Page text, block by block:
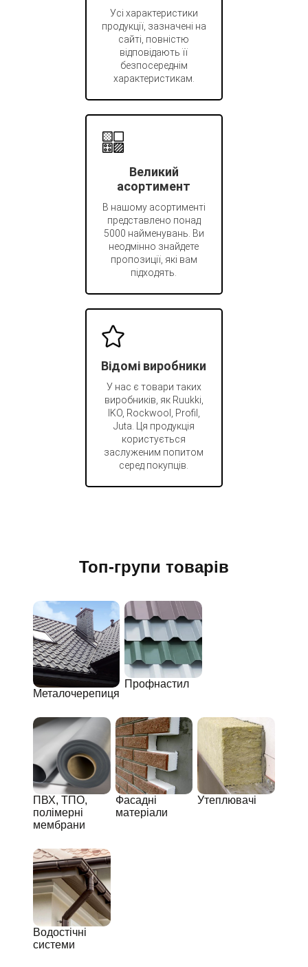
Усі характеристики
продукції, зазначені на
сайті, повністю
відповідають її
безпосереднім
характеристикам.
Великий
асортимент
В нашому асортименті
представлено понад
5000 найменувань. Ви
неодмінно знайдете
пропозиції, які вам
підходять.
Відомі виробники
У нас є товари таких
виробників, як Ruukki,
IKO, Rockwool, Profil,
Juta. Ця продукція
користується
заслуженим попитом
серед покупців.
Топ-групи товарів
Металочерепиця
Профнастил
ПВХ, ТПО,
полімерні
мембрани
Фасадні
матеріали
Утеплювачі
Водостічні
системи